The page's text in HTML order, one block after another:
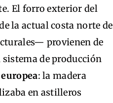
El forro exterior del
la actual costa norte de
provienen de
de producción
: la madera
en astilleros